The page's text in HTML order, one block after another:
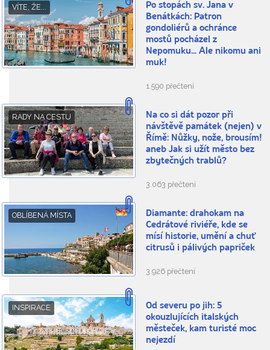
VÍTE, ŽE...
Po stopách sv. Jana v
Benátkách: Patron
gondoliérů a ochránce
mostů pocházel z
Nepomuku... Ale nikomu ani
muk!
1.590 přečtení
RADY NA CESTU
Na co si dát pozor při
návštěvě památek (nejen) v
Římě: Nůžky, nože, brousím!
aneb Jak si užít město bez
zbytečných trablů?
3.063 přečtení
OBLÍBENÁ MÍSTA
Diamante: drahokam na
Cedrátové riviéře, kde se
mísí historie, umění a chuť
citrusů i pálivých papriček
3.926 přečtení
INSPIRACE
Od severu po jih: 5
okouzlujících italských
městeček, kam turisté moc
nejezdí